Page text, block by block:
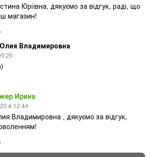
Юріївна, дякуємо за відгук, раді, що
магазин!
Владимировна
Ирина
в 12:44
Владимировна , дякуємо за відгук,